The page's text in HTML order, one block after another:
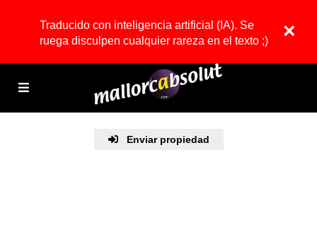
Traducido con inteligencia artificial (IA). Se
ruega disculpen cualquier rareza en el texto ;)
×
Enviar propiedad